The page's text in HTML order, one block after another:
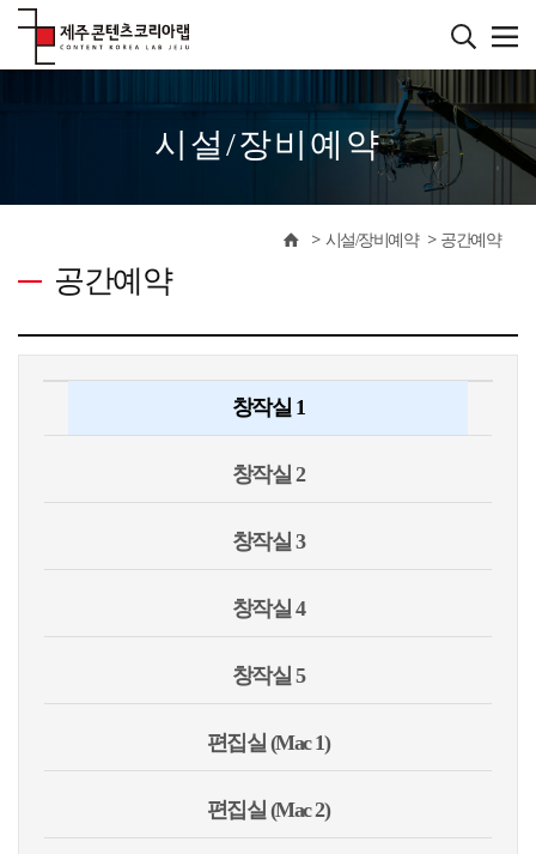
본
문
시설/장비예약
공간예약
시설/장비예약 공간예약
창작실 1
창작실 2
창작실 3
창작실 4
창작실 5
편집실 (Mac 1)
편집실 (Mac 2)